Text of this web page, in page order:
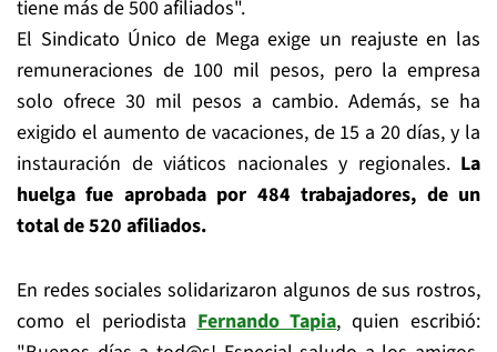
tiene más de 500 afiliados".
El Sindicato Único de Mega exige un reajuste en las
remuneraciones de 100 mil pesos, pero la empresa
solo ofrece 30 mil pesos a cambio. Además, se ha
exigido el aumento de vacaciones, de 15 a 20 días, y la
instauración de viáticos nacionales y regionales. La
huelga fue aprobada por 484 trabajadores, de un
total de 520 afiliados.
En redes sociales solidarizaron algunos de sus rostros,
como el periodistaFernando Tapia, quien escribió: